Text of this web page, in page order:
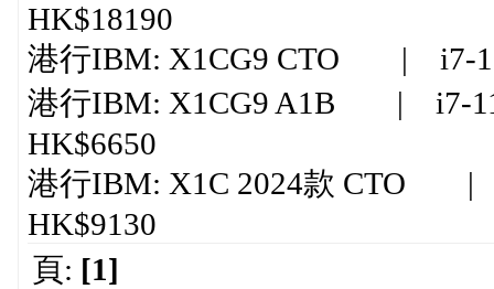
HK$18190
港行IBM: X1CG9 CTO | i7-
港行IBM: X1CG9 A1B | i7-
HK$6650
港行IBM: X1C 2024款 CTO |
HK$9130
頁: [1]